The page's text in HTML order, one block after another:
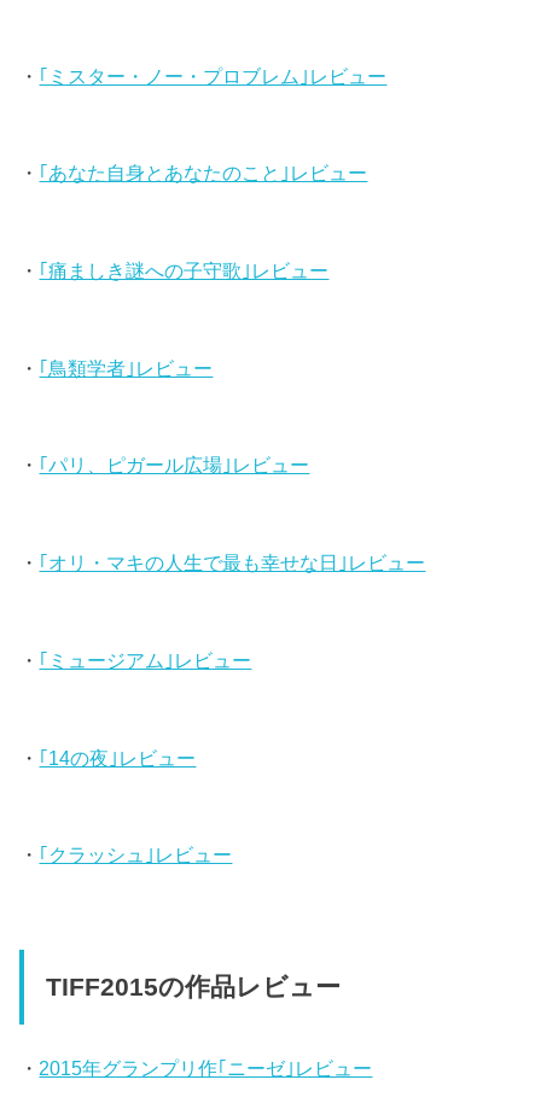
・ ｢ミスター・ノー・プロブレム｣レビュー
・ ｢あなた自身とあなたのこと｣レビュー
・ ｢痛ましき謎への子守歌｣レビュー
・ ｢鳥類学者｣レビュー
・ ｢パリ、ピガール広場｣レビュー
・ ｢オリ・マキの人生で最も幸せな日｣レビュー
・ ｢ミュージアム｣レビュー
・ ｢14の夜｣レビュー
・ ｢クラッシュ｣レビュー
TIFF2015の作品レビュー
・ 2015年グランプリ作｢ニーゼ｣レビュー